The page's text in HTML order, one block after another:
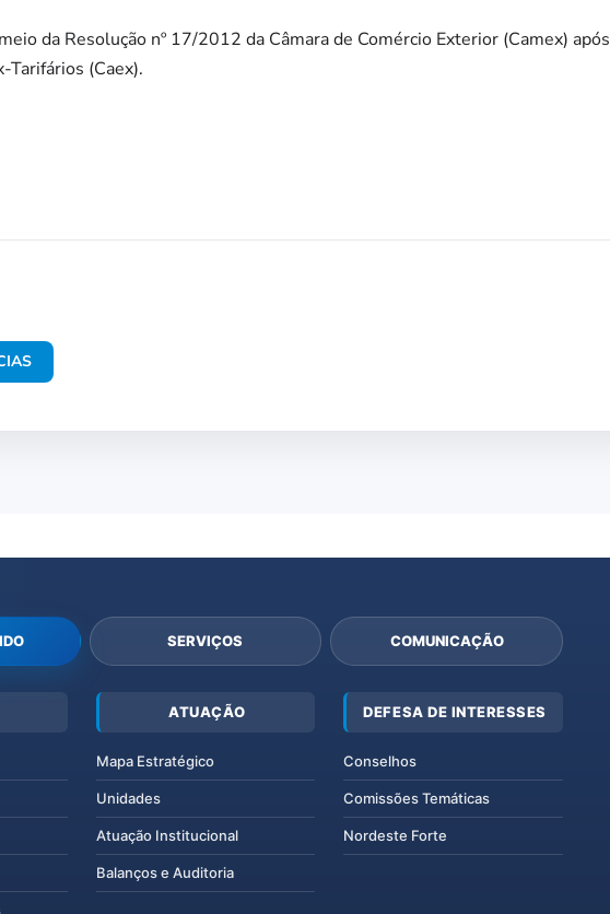
da Resolução nº 17/2012 da Câmara de Comércio Exterior (Camex) após
Tarifários (Caex).
SERVIÇOS COMUNICAÇÃO
ATUAÇÃO
Mapa Estratégico
Unidades
Atuação Institucional
Balanços e Auditoria
DEFESA DE INTERESSES
Conselhos
Comissões Temáticas
Nordeste Forte